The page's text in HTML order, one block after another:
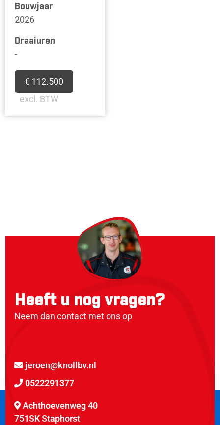
Bouwjaar
2026
Draaiuren
-
€ 112.500
excl. BTW
Heeft u nog vragen?
Neem dan contact met ons op
jeroen@knollbv.nl
0522291377
Achthoevenweg 40
751SK Staphorst